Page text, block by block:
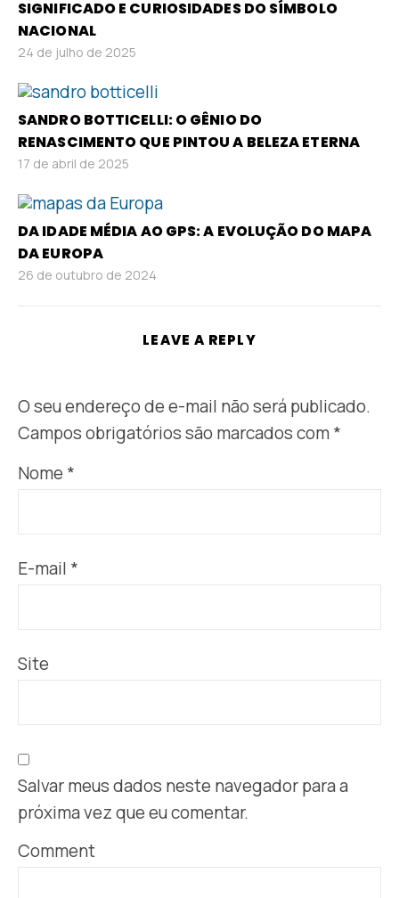
SIGNIFICADO E CURIOSIDADES DO SÍMBOLO
NACIONAL
24 de julho de 2025
SANDRO BOTTICELLI: O GÊNIO DO
RENASCIMENTO QUE PINTOU A BELEZA ETERNA
17 de abril de 2025
DA IDADE MÉDIA AO GPS: A EVOLUÇÃO DO MAPA
DA EUROPA
26 de outubro de 2024
LEAVE A REPLY
O seu endereço de e-mail não será publicado.
Campos obrigatórios são marcados com*
Nome *
E-mail *
Site
Salvar meus dados neste navegador para a
próxima vez que eu comentar.
Comment